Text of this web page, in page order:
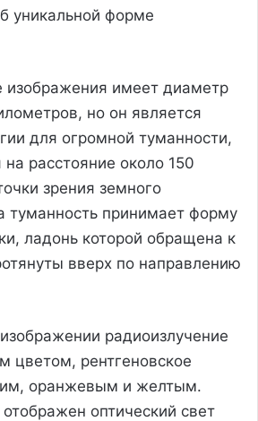
уникальной форме
изображения имеет диаметр
но он является
для огромной туманности,
расстояние около 150
зрения земного
туманность принимает форму
ладонь которой обращена к
вверх по направлению
радиоизлучение
цветом, рентгеновское
оранжевым и желтым.
оптический свет